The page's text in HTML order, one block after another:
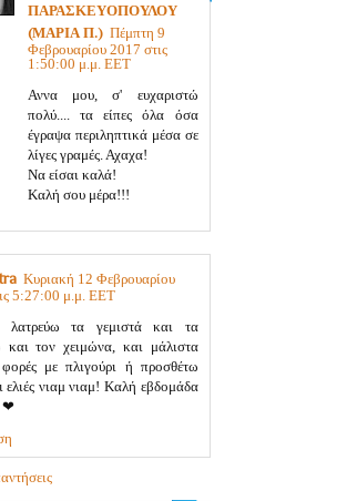
ΠΑΡΑΣΚΕΥΟΠΟΥΛΟΥ
(ΜΑΡΙΑ Π.) Πέμπτη 9
Φεβρουαρίου 2017 στις
1:50:00 μ.μ. EET
Αννα μου, σ' ευχαριστώ
πολύ.... τα είπες όλα όσα
έγραψα περιληπτικά μέσα σε
λίγες γραμές. Αχαχα!
Να είσαι καλά!
Καλή σου μέρα!!!
Κυριακή 12 Φεβρουαρίου
5:27:00 μ.μ. EET
τα γεμιστά και τα
και τον χειμώνα, και μάλιστα
φορές με πλιγούρι ή προσθέτω
ελιές νιαμ νιαμ! Καλή εβδομάδα
❤